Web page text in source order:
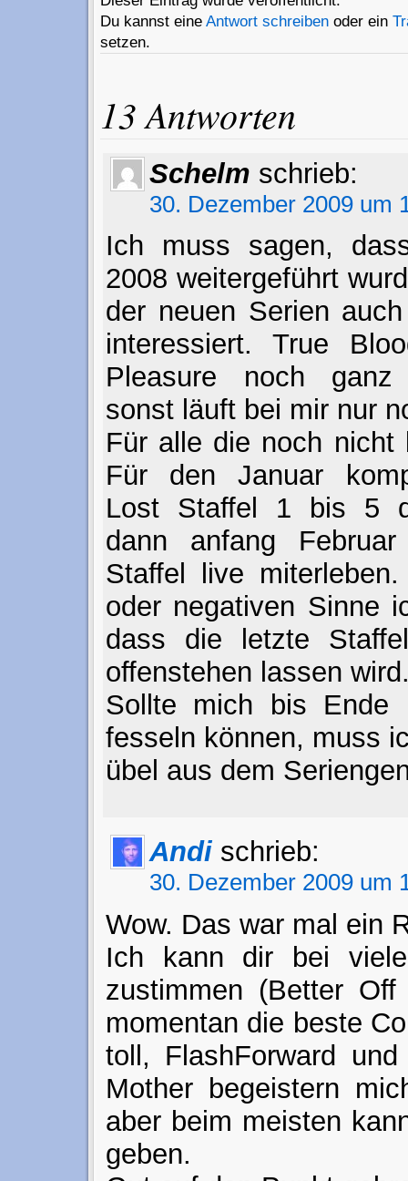
Du kannst eine Antwort schreibenoder ein
setzen.
13 Antworten
Schelm schrieb:
30. Dezember 2009 um
Ich muss sagen,
2008 weitergeführt
der neuen Serien
interessiert. True
Pleasure noch
sonst läuft bei mir nur
Für alle die noch nicht
Für den Januar
Lost Staffel 1 bis 5
dann anfang
Staffel live
oder negativen Sinne
dass die letzte
offenstehen lassen
Sollte mich bis Ende
fesseln können, muss
übel aus dem
Andi schrieb:
30. Dezember 2009 um
Wow. Das war mal ein
Ich kann dir bei
zustimmen (Better
momentan die beste
toll, FlashForward
Mother begeistern
aber beim meisten
geben.